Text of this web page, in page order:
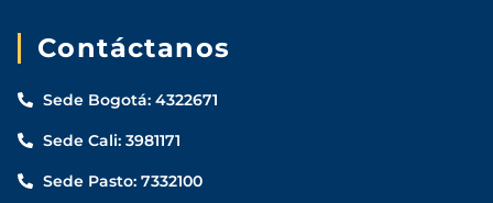
Contáctanos
Sede Bogotá: 4322671
Sede Cali: 3981171
Sede Pasto: 7332100